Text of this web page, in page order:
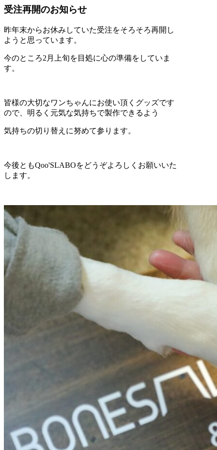
受注再開のお知らせ
昨年末からお休みしていた受注をそろそろ再開し
ようと思っています。
今のところ2月上旬を目処に心の準備をしていま
す。
皆様の大切なワンちゃんにお使い頂くグッズです
ので、明るく元気な気持ちで製作できるよう
気持ちの切り替えに努めて参ります。
今後ともQoo'SLABOをどうぞよろしくお願いいた
します。